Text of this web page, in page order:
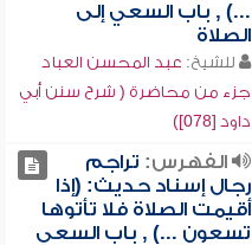
...) , باب السعي إلى
الصلاة
للشيخ: عبد المحسن العباد
جزء من محاضرة ( شرح سنن أبي
داود [078])
الفهرس: تراجم
رجال إسناد حديث: (إذا
أقيمت الصلاة فلا تأتوها
تسعون ...) , باب السعي